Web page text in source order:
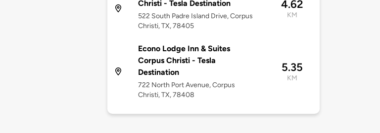
Christi - Tesla Destination
522 South Padre Island Drive, Corpus
Christi, TX, 78405
4.62
KM
Econo Lodge Inn & Suites
Corpus Christi - Tesla
Destination
722 North Port Avenue, Corpus
Christi, TX, 78408
5.35
KM